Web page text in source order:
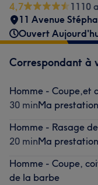
4,7
1110
11 Avenue
Ouvert
Correspondant à
Homme - Coupe,et
30 minMa
Homme - Rasage
20 minMa
Homme - Coupe,
de la barbe